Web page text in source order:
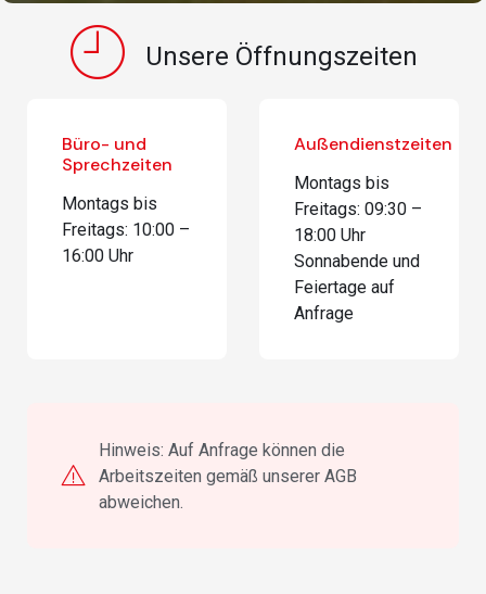
Unsere Öffnungszeiten
Büro- und
Sprechzeiten
Montags bis
Freitags: 10:00 –
16:00 Uhr
Außendienstzeiten
Montags bis
Freitags: 09:30 –
18:00 Uhr
Sonnabende und
Feiertage auf
Anfrage
Hinweis: Auf Anfrage können die
Arbeitszeiten gemäß unserer AGB
abweichen.